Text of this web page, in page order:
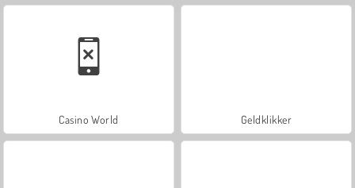
Casino World Geldklikker